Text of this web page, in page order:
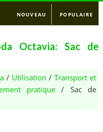
NOUVEAU POPULAIRE
Octavia: Sac de
/ Utilisation /Transport et
pratique / Sac de